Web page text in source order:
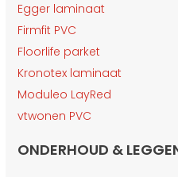
Egger laminaat
Firmfit PVC
Floorlife parket
Kronotex laminaat
Moduleo LayRed
vtwonen PVC
ONDERHOUD &